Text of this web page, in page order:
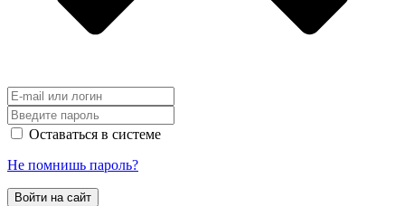
Оставаться в системе
Не помнишь пароль?
Войти на сайт